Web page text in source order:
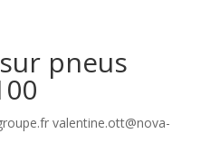
pneus
valentine.ott@nova-